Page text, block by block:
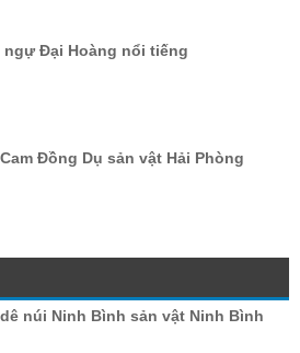
ngự Đại Hoàng nổi tiếng
Đồng Dụ sản vật Hải Phòng
núi Ninh Bình sản vật Ninh Bình